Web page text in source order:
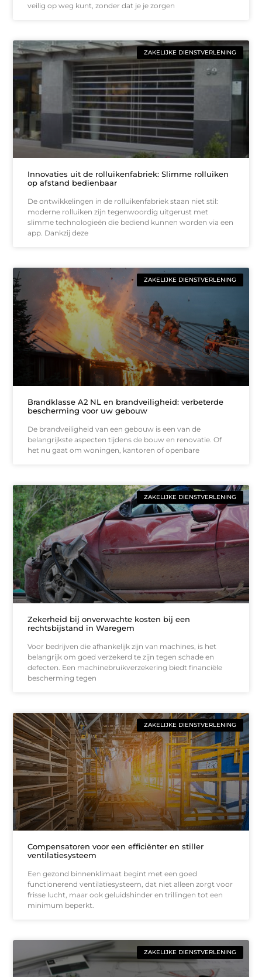
veilig op weg kunt, zonder dat je je zorgen
ZAKELIJKE DIENSTVERLENING
Innovaties uit de rolluikenfabriek: Slimme rolluiken
op afstand bedienbaar
De ontwikkelingen in de rolluikenfabriek staan niet stil:
moderne rolluiken zijn tegenwoordig uitgerust met
slimme technologieën die bediend kunnen worden via een
app. Dankzij deze
ZAKELIJKE DIENSTVERLENING
Brandklasse A2 NL en brandveiligheid: verbeterde
bescherming voor uw gebouw
De brandveiligheid van een gebouw is een van de
belangrijkste aspecten tijdens de bouw en renovatie. Of
het nu gaat om woningen, kantoren of openbare
ZAKELIJKE DIENSTVERLENING
Zekerheid bij onverwachte kosten bij een
rechtsbijstand in Waregem
Voor bedrijven die afhankelijk zijn van machines, is het
belangrijk om goed verzekerd te zijn tegen schade en
defecten. Een machinebruikverzekering biedt financiële
bescherming tegen
ZAKELIJKE DIENSTVERLENING
Compensatoren voor een efficiënter en stiller
ventilatiesysteem
Een gezond binnenklimaat begint met een goed
functionerend ventilatiesysteem, dat niet alleen zorgt voor
frisse lucht, maar ook geluidshinder en trillingen tot een
minimum beperkt.
ZAKELIJKE DIENSTVERLENING